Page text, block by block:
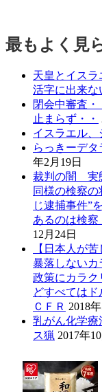
最もよく見
天皇とイス
活字に出来な
閉会中審査
止まらず・・
イスラエル
らっきーデ
年2月19日
裁判の闇 実
同様の検察
じ逮捕事件”
あるのは検
12月24日
【日本人が
暴落しないカ
政策にカラ
どすべては
ＣＦＲ 2018
乳がん化学
ス猟 2017年